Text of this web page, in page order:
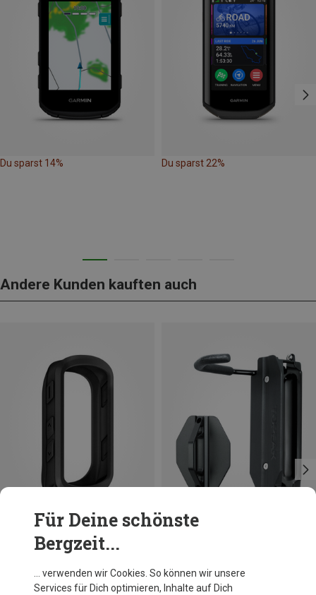
Du sparst 14% Du sparst 22%
Andere Kunden kauften auch
Du sparst 18%
Für Deine schönste
Bergzeit...
… verwenden wir Cookies. So können wir unsere
Services für Dich optimieren, Inhalte auf Dich